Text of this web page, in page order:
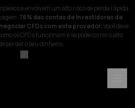
e envolvem um alto risco de perda rápida
76% das contas de investidores de
CFDs com este provedor.Você deve
os CFDs funcionam e se pode correr o alto
perder o seu dinheiro.